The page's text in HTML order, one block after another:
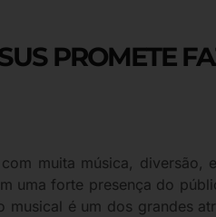
PROMETE
muita música,
uma forte presença do
é um dos grandes